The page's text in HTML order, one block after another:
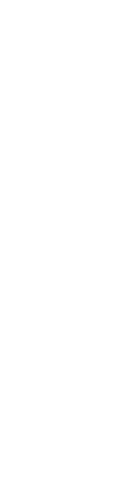
La
público
Las
material en
hidráulica,
inestabilidad
protecciones
Los trabajos
fluvial ha
existente, en
cuenca del
por los